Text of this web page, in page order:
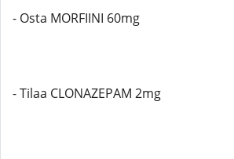
- Osta MORFIINI 60mg
- Tilaa CLONAZEPAM 2mg